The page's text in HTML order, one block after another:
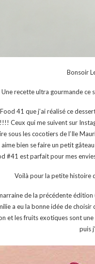
Bonsoir
Une recette ultra gourmande ce
41 que j’ai réalisé ce
Ceux qui me suivent sur
sous les cocotiers de l’Ile
bien se faire un petit
#41 est parfait pour mes
Voilà pour la petite histoire
de la précédente
a eu la bonne idée de
et les fruits exotiques sont
puis